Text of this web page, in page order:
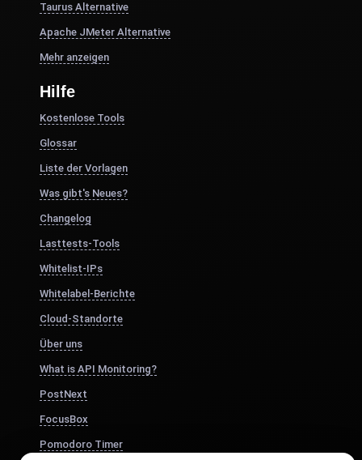
Taurus Alternative
Apache JMeter Alternative
Mehr anzeigen
Hilfe
Kostenlose Tools
Glossar
Liste der Vorlagen
Was gibt's Neues?
Changelog
Lasttests-Tools
Whitelist-IPs
Whitelabel-Berichte
Cloud-Standorte
Über uns
What is API Monitoring?
PostNext
FocusBox
Pomodoro Timer